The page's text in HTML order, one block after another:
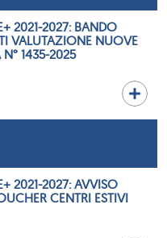
2021-2027: BANDO
VALUTAZIONE NUOVE
N° 1435-2025
2021-2027: AVVISO
CENTRI ESTIVI